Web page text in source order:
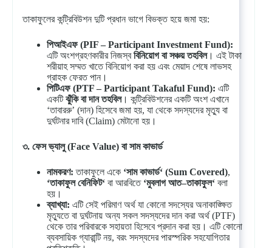
তাকাফুলের কন্ট্রিবিউশন দুটি প্রধান ভাগে বিভক্ত হয়ে জমা হয়:
পিআইএফ(PIF – Participant Investment Fund):
এটি অংশগ্রহণকারীর নিজস্ববিনিয়োগ বা সঞ্চয় তহবিল। এই টাকা
শরীয়াহ সম্মত খাতে বিনিয়োগ করা হয় এবং মেয়াদ শেষে লাভসহ
গ্রাহক ফেরত পান।
পিটিএফ(PTF – Participant Takaful Fund): এটি
একটিঝুঁকি বা দান তহবিল। কন্ট্রিবিউশনের একটি অংশ এখানে
‘তাবাররু’ (দান) হিসেবে জমা হয়, যা থেকে সদস্যদের মৃত্যু বা
দুর্ঘটনার দাবি (Claim) মেটানো হয়।
৩. ফেস ভ্যালু(Face Value) বা সাম কাভার্ড
নামকরণ: তাকাফুলে একে ‘সাম কাভার্ড‘ (Sum Covered),
‘তাকাফুল বেনিফিট‘ বা আরবিতে ‘মুবলাগ আত–তাকাফুল‘ বলা
হয়।
ব্যাখ্যা: এটি সেই পরিমাণ অর্থ যা কোনো সদস্যের অনাকাঙ্ক্ষিত
মৃত্যুতে বা দুর্ঘটনায় অন্য সকল সদস্যদের দান করা অর্থ (PTF)
থেকে তার পরিবারকে সহায়তা হিসেবে প্রদান করা হয়। এটি কোনো
ব্যবসায়িক গ্যারান্টি নয়, বরং সদস্যদের পারস্পরিক সহযোগিতার